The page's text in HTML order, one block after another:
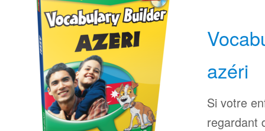
azéri
Si votre
regardant